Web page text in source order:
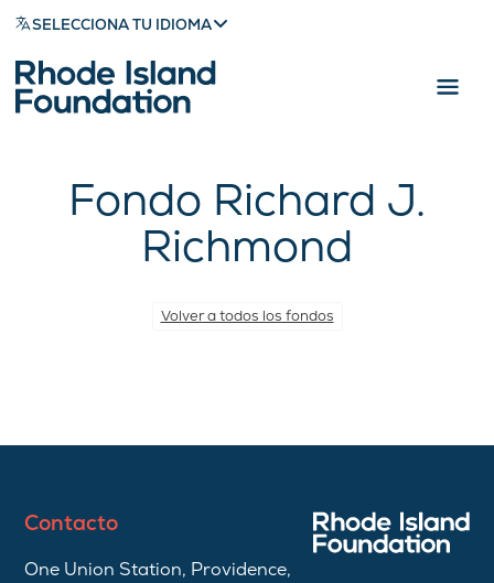
SELECCIONA TU IDIOMA
Fondo Richard J.
Richmond
Volver a todos los fondos
Contacto
One Union Station, Providence,